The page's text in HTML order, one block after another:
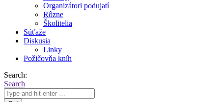
Organizátori podujatí
Rôzne
Školitelia
Súťaže
Diskusia
Linky
Požičovňa kníh
Search:
Search